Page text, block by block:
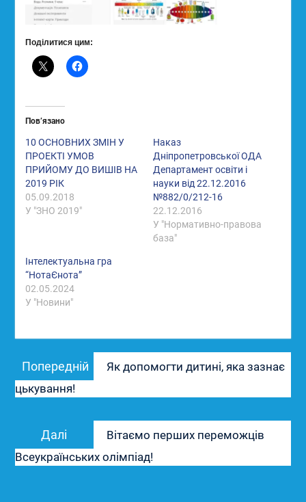
Поділитися цим:
Пов’язано
10 ОСНОВНИХ ЗМІН У
ПРОЕКТІ УМОВ
ПРИЙОМУ ДО ВИШІВ НА
2019 РІК
05.09.2018
У "ЗНО 2019"
Наказ
Дніпропетровської ОДА
Департамент освіти і
науки від 22.12.2016
№882/0/212-16
22.12.2016
У "Нормативно-правова
база"
Інтелектуальна гра
“НотаЄнота”
02.05.2024
У "Новини"
записів
Попередній
запис:
Як допомогти дитині, яка зазнає
цькування!
Далі
запис:
Вітаємо перших переможців
Всеукраїнських олімпіад!